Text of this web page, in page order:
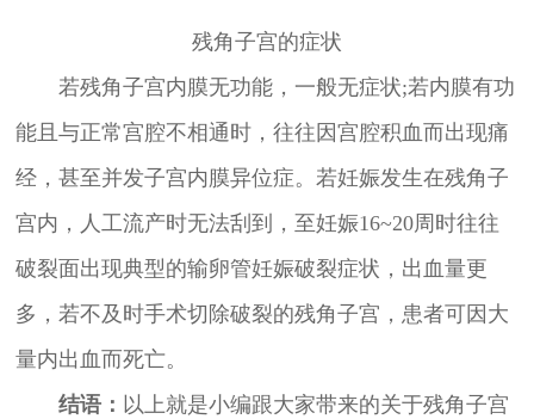
残角子宫的症状
若残角子宫内膜无功能，一般无症状;若内膜有功
能且与正常宫腔不相通时，往往因宫腔积血而出现痛
经，甚至并发子宫内膜异位症。若妊娠发生在残角子
宫内，人工流产时无法刮到，至妊娠16~20周时往往
破裂面出现典型的输卵管妊娠破裂症状，出血量更
多，若不及时手术切除破裂的残角子宫，患者可因大
量内出血而死亡。
结语： 以上就是小编跟大家带来的关于残角子宫